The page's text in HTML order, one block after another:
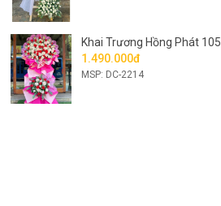
Khai Trương Hồng Phát 105
1.490.000đ
MSP: DC-2214